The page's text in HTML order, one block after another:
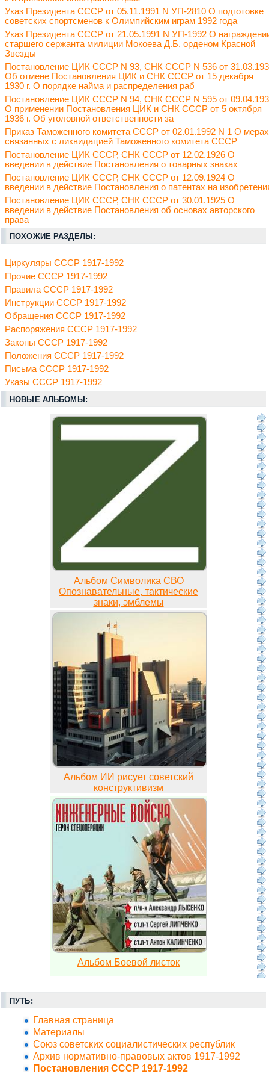
Указ Президента СССР от 05.11.1991 N УП-2810 О подготовке
советских спортсменов к Олимпийским играм 1992 года
Указ Президента СССР от 21.05.1991 N УП-1992 О
старшего сержанта милиции Мокоева Д.Б. орденом Красной
Звезды
Постановление ЦИК СССР N 93, СНК СССР N 536 от
Об отмене Постановления ЦИК и СНК СССР от 15 декабря
1930 г. О порядке найма и распределения раб
Постановление ЦИК СССР N 94, СНК СССР N 595 от
О применении Постановления ЦИК и СНК СССР от 5 октября
1936 г. Об уголовной ответственности за
Приказ Таможенного комитета СССР от 02.01.1992 N 1 О
связанных с ликвидацией Таможенного комитета СССР
Постановление ЦИК СССР, СНК СССР от 12.02.1926 О
введении в действие Постановления о товарных знаках
Постановление ЦИК СССР, СНК СССР от 12.09.1924 О
введении в действие Постановления о патентах на
Постановление ЦИК СССР, СНК СССР от 30.01.1925 О
введении в действие Постановления об основах авторского
права
ПОХОЖИЕ РАЗДЕЛЫ:
Циркуляры СССР 1917-1992
Прочие СССР 1917-1992
Правила СССР 1917-1992
Инструкции СССР 1917-1992
Обращения СССР 1917-1992
Распоряжения СССР 1917-1992
Законы СССР 1917-1992
Положения СССР 1917-1992
Письма СССР 1917-1992
Указы СССР 1917-1992
НОВЫЕ АЛЬБОМЫ:
Альбом Символика СВО
Опознавательные, тактические
знаки, эмблемы
Альбом ИИ рисует советский
конструктивизм
Альбом Боевой листок
ПУТЬ:
Главная страница
Материалы
Союз советских социалистических республик
Архив нормативно-правовых актов 1917-1992
Постановления СССР 1917-1992